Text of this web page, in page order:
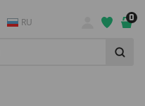
RU 0